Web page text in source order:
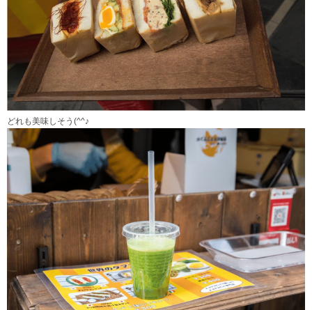
どれも美味しそう(^^♪